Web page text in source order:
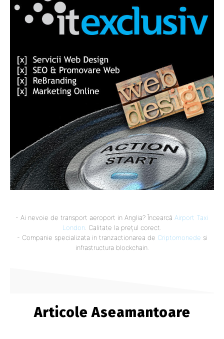
- Ai nevoie de transport aeroport in Anglia? Încearcă Airport Taxi
London. Calitate la prețul corect.
- Companie specializata in tranzactionarea de Criptomonede si
infrastructura blockchain.
Articole Aseamantoare